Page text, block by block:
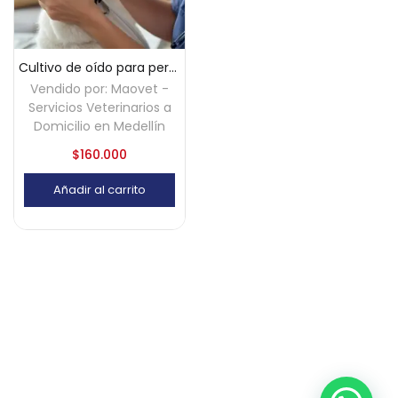
Cultivo de oído para perros y gatos a domicilio – Medellín
Vendido por: Maovet -
Servicios Veterinarios a
Domicilio en Medellín
$160.000
Añadir al carrito